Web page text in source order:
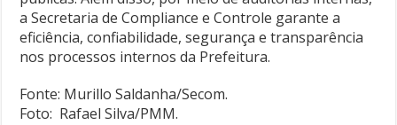
a Secretaria de Compliance e Controle garante a
eficiência, confiabilidade, segurança e transparência
nos processos internos da Prefeitura.
Fonte: Murillo Saldanha/Secom.
Foto: Rafael Silva/PMM.